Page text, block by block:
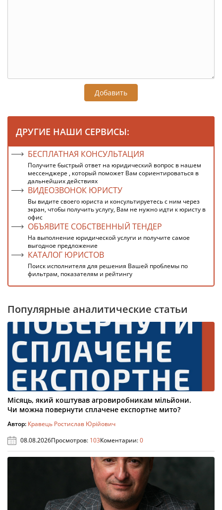
Добавить
ДРУГИЕ НАШИ СЕРВИСЫ:
БЕСПЛАТНАЯ КОНСУЛЬТАЦИЯ
Получите быстрый ответ на юридический вопрос в нашем
мессенджере , который поможет Вам сориентироваться в
дальнейших действиях
ВИДЕОЗВОНОК ЮРИСТУ
Вы видите своего юриста и консультируетесь с ним через
экран, чтобы получить услугу, Вам не нужно идти к юристу в
офис
ОБЪЯВИТЕ СОБСТВЕННЫЙ ТЕНДЕР
На выполнение юридической услуги и получите самое
выгодное предложение
КАТАЛОГ ЮРИСТОВ
Поиск исполнителя для решения Вашей проблемы по
фильтрам, показателям и рейтингу
Популярные аналитические статьи
Місяць, який коштував агровиробникам мільйони.
Чи можна повернути сплачене експортне мито?
Автор: Кравець Ростислав Юрійович
08.08.2026Просмотров: 103Коментарии:0